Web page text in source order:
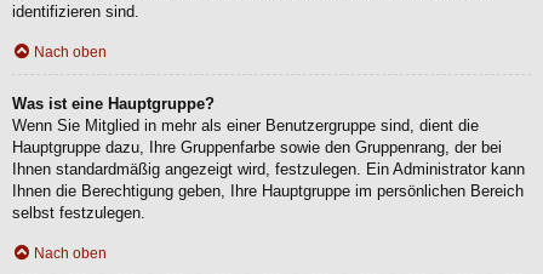
identifizieren sind.
Nach oben
Was ist eine Hauptgruppe?
Wenn Sie Mitglied in mehr als einer Benutzergruppe sind, dient die
Hauptgruppe dazu, Ihre Gruppenfarbe sowie den Gruppenrang, der bei
Ihnen standardmäßig angezeigt wird, festzulegen. Ein Administrator kann
Ihnen die Berechtigung geben, Ihre Hauptgruppe im persönlichen Bereich
selbst festzulegen.
Nach oben